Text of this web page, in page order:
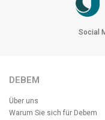
Social
DEBEM
Über uns
Warum Sie sich für Debem